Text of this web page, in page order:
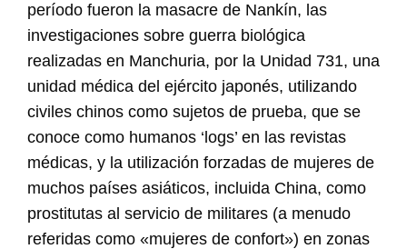
período fueron la masacre de Nankín, las
investigaciones sobre guerra biológica
realizadas en Manchuria, por la Unidad 731, una
unidad médica del ejército japonés, utilizando
civiles chinos como sujetos de prueba, que se
conoce como humanos ‘logs’ en las revistas
médicas, y la utilización forzadas de mujeres de
muchos países asiáticos, incluida China, como
prostitutas al servicio de militares (a menudo
referidas como «mujeres de confort») en zonas